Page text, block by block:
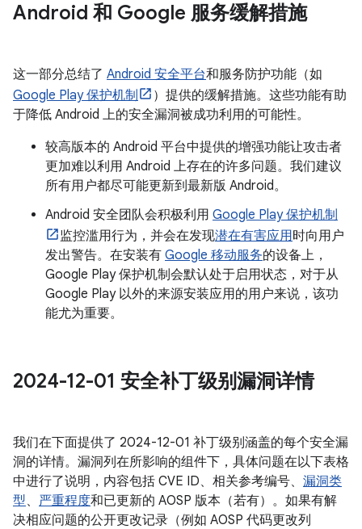
Android 和 Google 服务缓解措施
这一部分总结了 Android 安全平台和服务防护功能（如
Google Play 保护机制
）提供的缓解措施。这些功能有助
于降低 Android 上的安全漏洞被成功利用的可能性。
较高版本的 Android 平台中提供的增强功能让攻击者
更加难以利用 Android 上存在的许多问题。我们建议
所有用户都尽可能更新到最新版 Android。
Android 安全团队会积极利用 Google Play 保护机制
监控滥用行为，并会在发现潜在有害应用时向用户
发出警告。在安装有 Google 移动服务的设备上，
Google Play 保护机制会默认处于启用状态，对于从
Google Play 以外的来源安装应用的用户来说，该功
能尤为重要。
2024-12-01 安全补丁级别漏洞详情
我们在下面提供了 2024-12-01 补丁级别涵盖的每个安全漏
洞的详情。漏洞列在所影响的组件下，具体问题在以下表格
中进行了说明，内容包括 CVE ID、相关参考编号、 漏洞类
型、 严重程度和已更新的 AOSP 版本（若有）。如果有解
决相应问题的公开更改记录（例如 AOSP 代码更改列